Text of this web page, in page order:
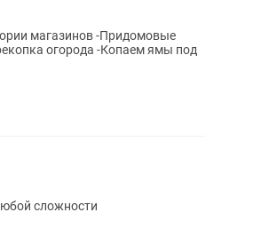
огорода -Копаем ямы под
сложности